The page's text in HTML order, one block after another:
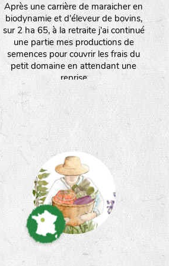
Après une carrière de maraicher en
biodynamie et d'éleveur de bovins,
sur 2 ha 65, à la retraite j'ai continué
une partie mes productions de
semences pour couvrir les frais du
petit domaine en attendant une
reprise
(http://francois.germani.free.fr/). Je
me consacre désormais à des
activités de traduction et publication
de l'oeuvre en tri-articulation sociale
de .Steiner
(http://www.triarticulation.fr/)